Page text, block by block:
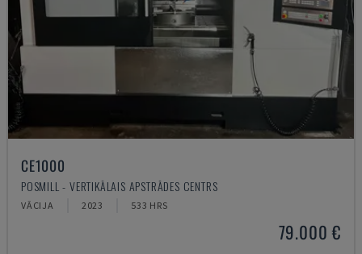
CE1000
POSMILL - VERTIKĀLAIS APSTRĀDES CENTRS
VĀCIJA 2023 533 HRS
79.000 €